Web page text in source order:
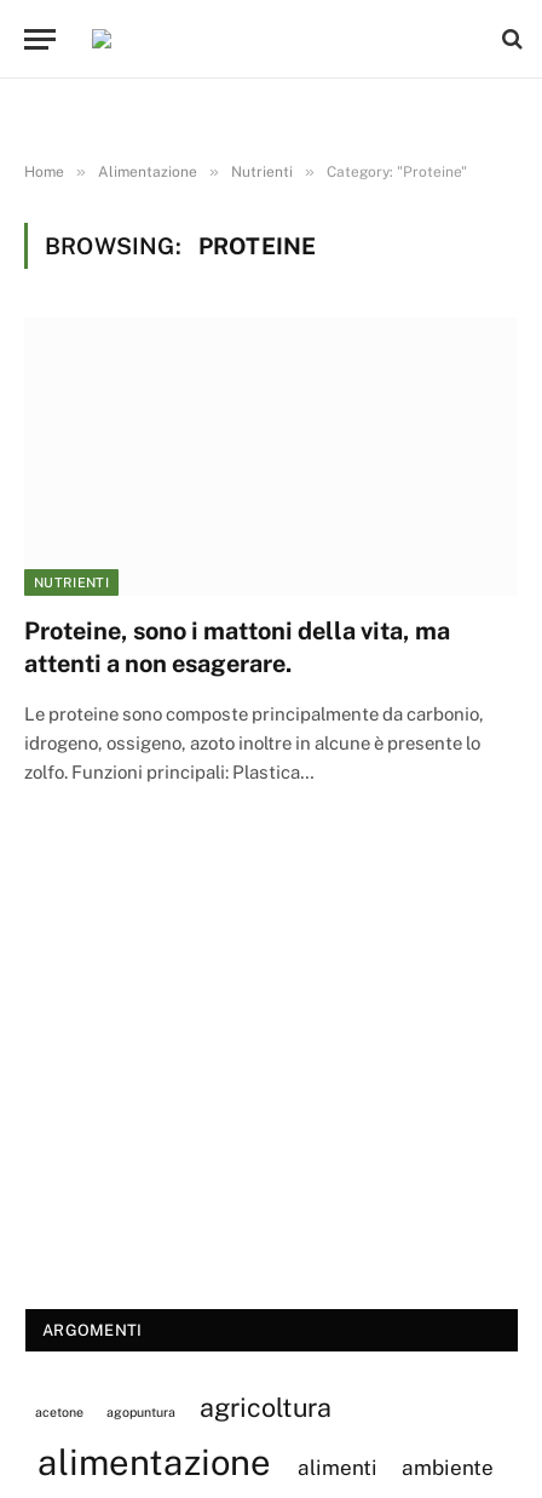
Home » Alimentazione » Nutrienti » Category: "Proteine"
BROWSING: PROTEINE
NUTRIENTI
Proteine, sono i mattoni della vita, ma
attenti a non esagerare.
Le proteine sono composte principalmente da carbonio,
idrogeno, ossigeno, azoto inoltre in alcune è presente lo
zolfo. Funzioni principali: Plastica…
ARGOMENTI
acetone agopuntura agricoltura
alimentazione alimenti ambiente